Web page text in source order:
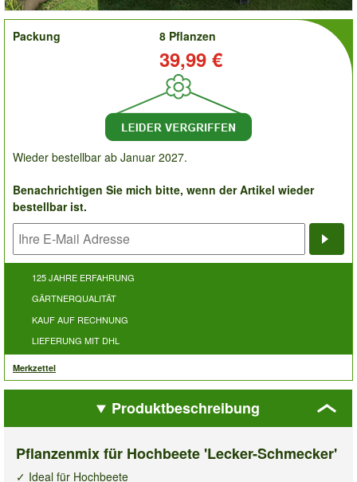
order
Packung
8 Pflanzen
39,99 €
Wieder bestellbar ab Januar 2027.
Benachrichtigen Sie mich bitte, wenn der Artikel wieder
bestellbar ist.
125 JAHRE ERFAHRUNG
GÄRTNERQUALITÄT
KAUF AUF RECHNUNG
LIEFERUNG MIT DHL
Merkzettel
Produktbeschreibung
Pflanzenmix für Hochbeete 'Lecker-Schmecker'
✓ Ideal für Hochbeete